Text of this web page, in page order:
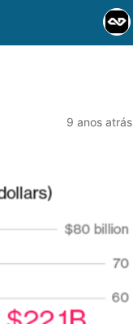
9 anos atrás